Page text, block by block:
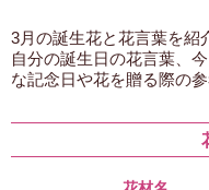
3月の誕生花と花言葉を紹
自分の誕生日の花言葉、
な記念日や花を贈る際の